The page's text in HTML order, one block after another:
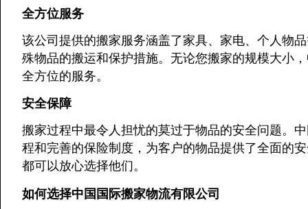
全方位服务
该公司提供的搬家服务涵盖了家具、家电、个人物
殊物品的搬运和保护措施。无论您搬家的规模大小
全方位的服务。
安全保障
搬家过程中最令人担忧的莫过于物品的安全问题。
程和完善的保险制度，为客户的物品提供了全面的
都可以放心选择他们。
如何选择中国国际搬家物流有限公司